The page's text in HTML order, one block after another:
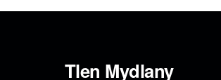
Tlen Mydlany